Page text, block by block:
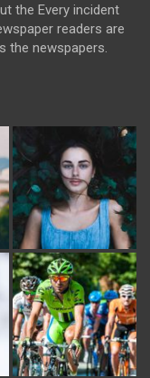
the Every incident
readers are
the newspapers.